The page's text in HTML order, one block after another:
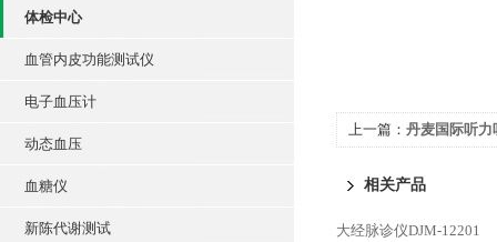
体检中心
血管内皮功能测试仪
电子血压计
动态血压
血糖仪
新陈代谢测试
上一篇： 丹麦国际听
相关产品
大经脉诊仪DJM-12201